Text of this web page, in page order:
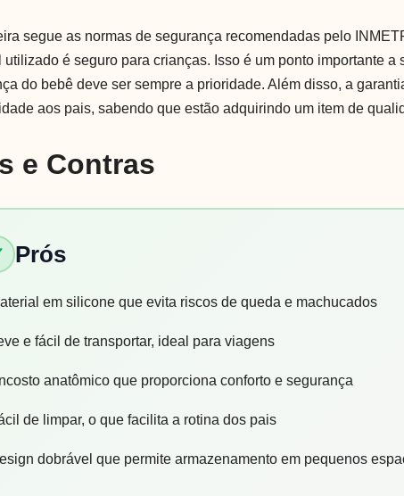
segue as normas de segurança recomendadas pelo
utilizado é seguro para crianças. Isso é um ponto importante a
do bebê deve ser sempre a prioridade. Além disso, a
aos pais, sabendo que estão adquirindo um item de
e Contras
Prós
em silicone que evita riscos de queda e machucados
e fácil de transportar, ideal para viagens
anatômico que proporciona conforto e segurança
de limpar, o que facilita a rotina dos pais
dobrável que permite armazenamento em pequenos